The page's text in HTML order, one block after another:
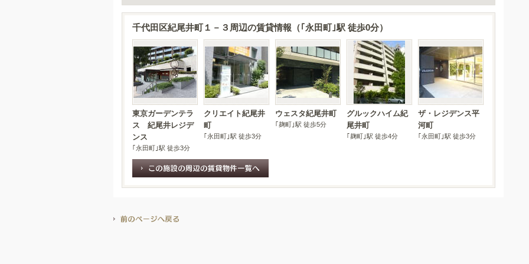
千代田区紀尾井町１－３周辺の賃貸情報（｢永田町｣駅 徒歩0分）
東京ガーデンテラ
ス 紀尾井レジデ
ンス
｢永田町｣駅 徒歩3分
クリエイト紀尾井
町
｢永田町｣駅 徒歩3分
ウェスタ紀尾井町
｢麹町｣駅 徒歩5分
グルックハイム紀
尾井町
｢麹町｣駅 徒歩4分
ザ・レジデンス平
河町
｢永田町｣駅 徒歩3分